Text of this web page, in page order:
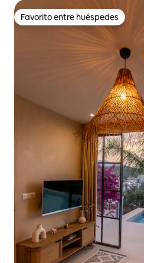
Favorito entre huéspedes
Favorito entre huéspedes